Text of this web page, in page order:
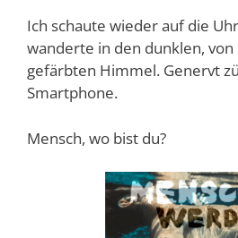
Ich schaute wieder auf die
wanderte in den dunklen,
gefärbten Himmel. Genervt
Smartphone.
Mensch, wo bist du?